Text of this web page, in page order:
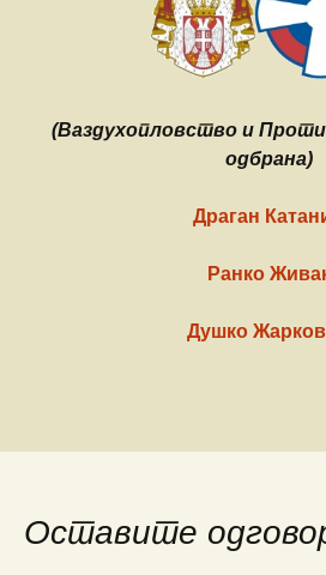
(Ваздухопловство и
одбрана)
Драган
Ранко
Душко
Оставите